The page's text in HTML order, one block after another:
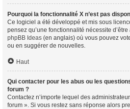
Pourquoi la fonctionnalité X n’est pas
Ce logiciel a été développé et mis sous
pensez qu’une fonctionnalité nécessite
phpBB Ideas (en anglais) où vous pouvez
ou en suggérer de nouvelles.
Haut
Qui contacter pour les abus ou les
forum ?
Contactez n’importe lequel des
forum ». Si vous restez sans réponse alors